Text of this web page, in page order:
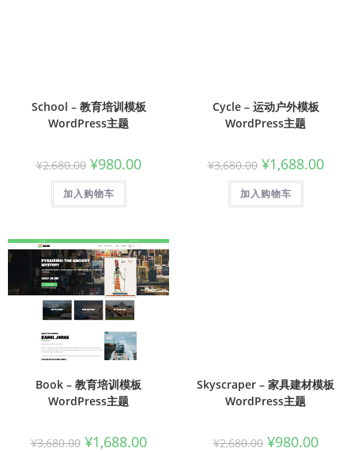
School – 教育培训模板
WordPress主题
¥2,680.00 ¥980.00
加入购物车
Cycle – 运动户外模板
WordPress主题
¥3,680.00 ¥1,688.00
加入购物车
Book – 教育培训模板
WordPress主题
¥3,680.00 ¥1,688.00
Skyscraper – 家具建材模板
WordPress主题
¥2,680.00 ¥980.00